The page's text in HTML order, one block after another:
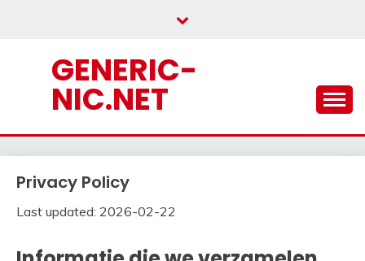
GENERIC-
NIC.NET
Privacy Policy
Last updated: 2026-02-22